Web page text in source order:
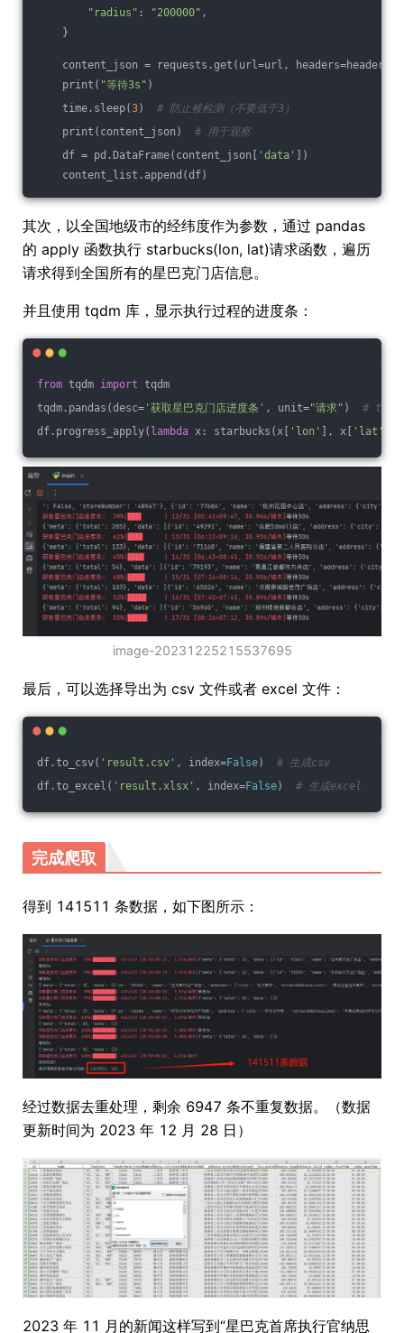
"radius" : "200000" ,
}
content_json = requests.get(url=url, headers=headers,
print( "等待3s" )
time.sleep(3) # 防止被检测（不要低于3）
print(content_json) # 用于观察
df = pd.DataFrame(content_json[
'data'
])
content_list.append(df)
其次，以全国地级市的经纬度作为参数，通过 pandas
的 apply 函数执行 starbucks(lon, lat)请求函数，遍历
请求得到全国所有的星巴克门店信息。
并且使用 tqdm 库，显示执行过程的进度条：
from tqdm import tqdm
tqdm.pandas(desc= '获取星巴克门店进度条' , unit="请求" ) # tqdm
df.progress_apply( lambda x: starbucks(x[ 'lon' ], x[ 'lat'
image-20231225215537695
最后，可以选择导出为 csv 文件或者 excel 文件：
df.to_csv( 'result.csv' , index=False) # 生成csv
df.to_excel( 'result.xlsx' , index=False) # 生成excel
完成爬取
得到 141511 条数据，如下图所示：
经过数据去重处理，剩余 6947 条不重复数据。（数据
更新时间为 2023 年 12 月 28 日）
2023 年 11 月的新闻这样写到“星巴克首席执行官纳思